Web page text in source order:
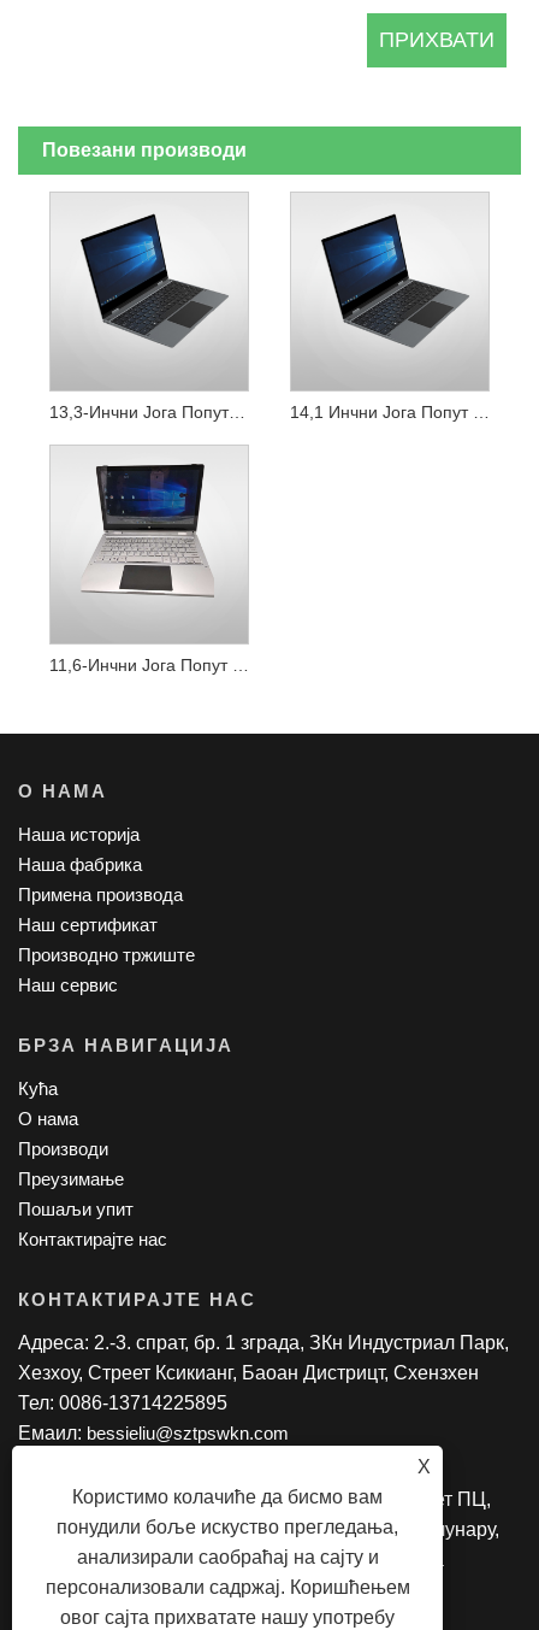
Повезани производи
13,3-Инчни Јога Попут Виндовс Интел Преносног Рачунара 14,1 Инчни Јога Попут Виндовс Интел Преносног Рачунара
X
Користимо колачиће да бисмо вам
понудили боље искуство прегледања,
анализирали саобраћај на сајту и
персонализовали садржај. Коришћењем
овог сајта прихватате нашу употребу
О НАМА
Наша историја
Наша фабрика
Примена производа
Наш сертификат
Производно тржиште
Наш сервис
БРЗА НАВИГАЦИЈА
Кућа
О нама
Производи
Преузимање
Пошаљи упит
Контактирајте нас
КОНТАКТИРАЈТЕ НАС
Адреса: 2.-3. спрат, бр. 1 зграда, ЗКн Индустриал Парк,
Хезхоу, Стреет Ксикианг, Баоан Дистрицт, Схензхен
Тел: 0086-13714225895
Емаил: bessieliu@sztpswkn.com
Цопиригхт © 2020 СЗ ТПС ЦО., ЛТД. - Таблет ПЦ,
Андроид АИО, Интел лаптоп, 2 у 1 таблет рачунару,
образовни таблет Сва права задржана